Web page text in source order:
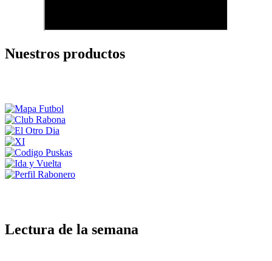
Nuestros productos
Lectura de la semana